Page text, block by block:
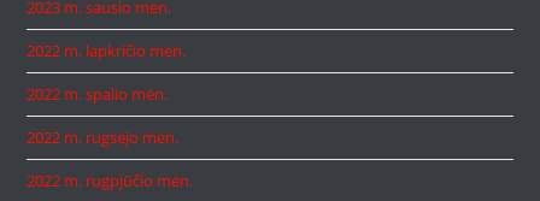
2023 m. sausio mėn.
2022 m. lapkričio mėn.
2022 m. spalio mėn.
2022 m. rugsėjo mėn.
2022 m. rugpjūčio mėn.